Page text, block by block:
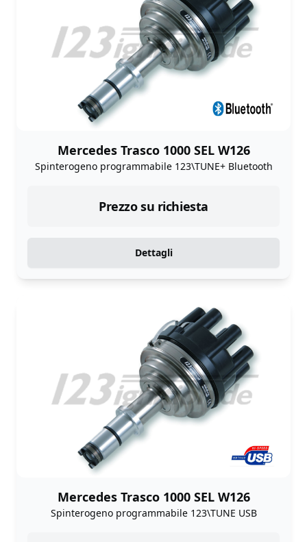
Mercedes Trasco 1000 SEL W126
Spinterogeno programmabile 123\TUNE+ Bluetooth
Prezzo su richiesta
Dettagli
Mercedes Trasco 1000 SEL W126
Spinterogeno programmabile 123\TUNE USB